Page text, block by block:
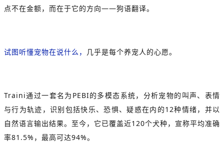
点不在金额，而在于它的方向——狗语翻译。
试图听懂宠物在说什么， 几乎是每个养宠人的心愿。
Traini通过一套名为PEBI的多模态系统，分析宠物的叫声、表情
与行为轨迹，识别包括快乐、恐惧、疑惑在内的12种情绪，并以
自然语言输出结果。至今，它已覆盖近120个犬种，宣称平均准确
率81.5%，最高可达94%。